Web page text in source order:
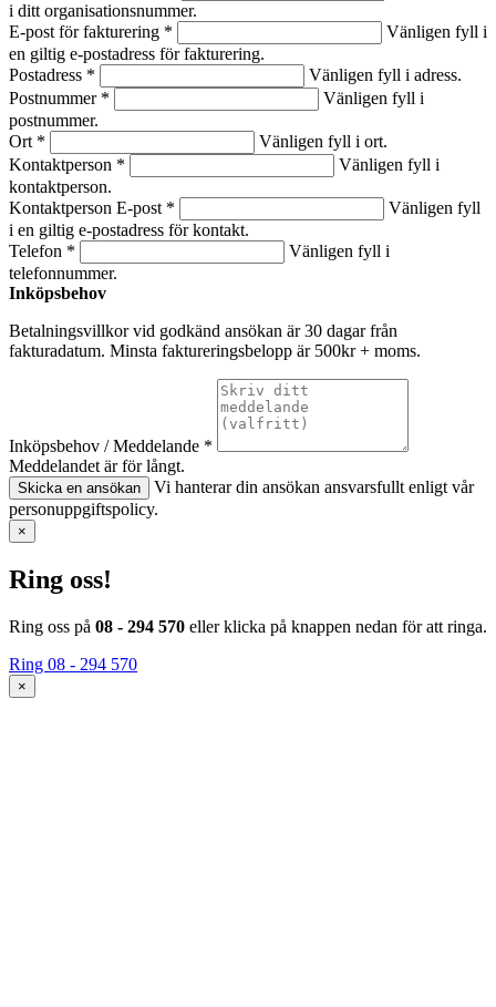
i ditt organisationsnummer.
E-post för fakturering *
Vänligen fyll i
en giltig e-postadress för fakturering.
Postadress *
Vänligen fyll i adress.
Postnummer *
Vänligen fyll i
postnummer.
Ort *
Vänligen fyll i ort.
Kontaktperson *
Vänligen fyll i
kontaktperson.
Kontaktperson E-post *
Vänligen fyll
i en giltig e-postadress för kontakt.
Telefon *
Vänligen fyll i
telefonnummer.
Inköpsbehov
Betalningsvillkor vid godkänd ansökan är 30 dagar från
fakturadatum. Minsta faktureringsbelopp är 500kr + moms.
Inköpsbehov / Meddelande *
Meddelandet är för långt.
Skicka en ansökan
Vi hanterar din ansökan ansvarsfullt enligt vår
personuppgiftspolicy.
×
Ring oss!
Ring oss på 08 - 294 570 eller klicka på knappen nedan för att ringa.
Ring 08 - 294 570
×